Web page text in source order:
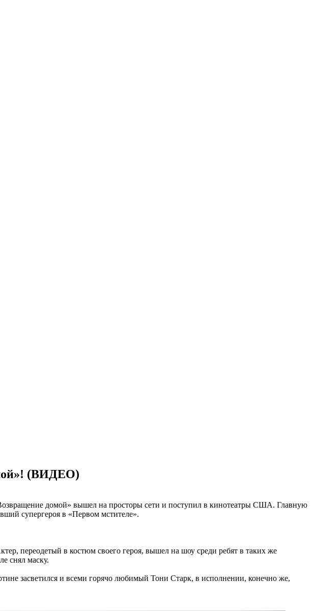
(ВИДЕО)
домой» вышел на просторы сети и поступил в кинотеатры США. Главную
супергероя в «Первом мстителе».
переодетый в костюм своего героя, вышел на шоу среди ребят в таких же
снял маску.
засветился и всеми горячо любимый Тони Старк, в исполнении, конечно же,